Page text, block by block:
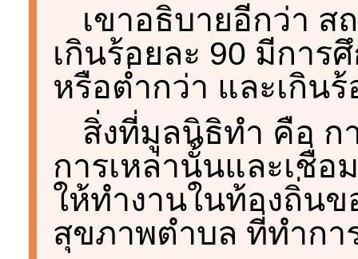
เขาอธิบายอีกว่า
เกินร้อยละ 90 มีกา
หรือต่ำกว่า และเกิน
สิ่งที่มูลนิธิทำ คือ ก
การเหล่านั้นและเชื่อ
ให้ทำงานในท้องถิ่นข
สุขภาพตำบล ที่ทำกา